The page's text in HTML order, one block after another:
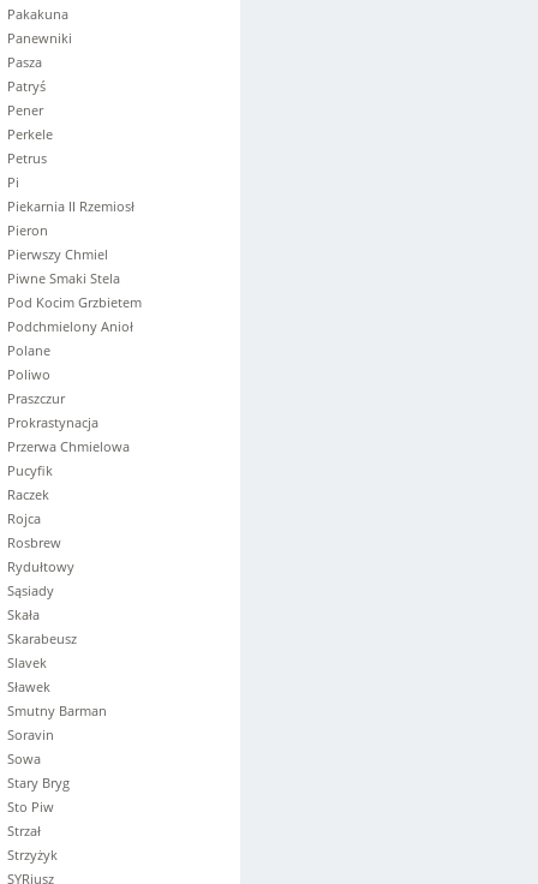
Pakakuna
Panewniki
Pasza
Patryś
Pener
Perkele
Petrus
Pi
Piekarnia II Rzemiosł
Pieron
Pierwszy Chmiel
Piwne Smaki Stela
Pod Kocim Grzbietem
Podchmielony Anioł
Polane
Poliwo
Praszczur
Prokrastynacja
Przerwa Chmielowa
Pucyfik
Raczek
Rojca
Rosbrew
Rydułtowy
Sąsiady
Skała
Skarabeusz
Slavek
Sławek
Smutny Barman
Soravin
Sowa
Stary Bryg
Sto Piw
Strzał
Strzyżyk
SYRiusz